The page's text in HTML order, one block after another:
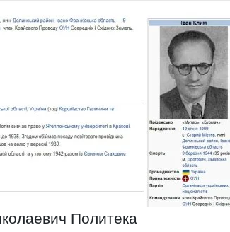
Политека